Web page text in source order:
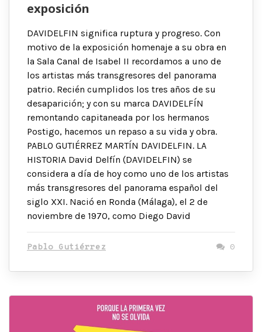
exposición
DAVIDELFIN significa ruptura y progreso. Con
motivo de la exposición homenaje a su obra en
la Sala Canal de Isabel II recordamos a uno de
los artistas más transgresores del panorama
patrio. Recién cumplidos los tres años de su
desaparición; y con su marca DAVIDELFÍN
remontando capitaneada por los hermanos
Postigo, hacemos un repaso a su vida y obra.
PABLO GUTIÉRREZ MARTÍN DAVIDELFIN. LA
HISTORIA David Delfín (DAVIDELFIN) se
considera a día de hoy como uno de los artistas
más transgresores del panorama español del
siglo XXI. Nació en Ronda (Málaga), el 2 de
noviembre de 1970, como Diego David
Pablo Gutiérrez 0